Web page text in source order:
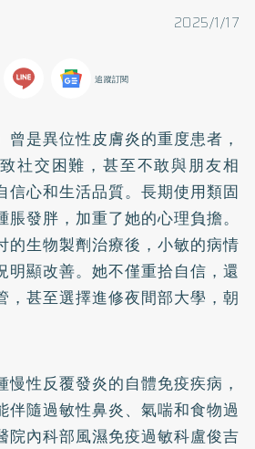
2025/1/17
追蹤訂閱
曾是異位性皮膚炎的重度患者，
社交困難，甚至不敢與朋友相
信心和生活品質。長期使用類固
發胖，加重了她的心理負擔。
的生物製劑治療後，小敏的病情
明顯改善。她不僅重拾自信，還
，甚至選擇進修夜間部大學，朝
慢性反覆發炎的自體免疫疾病，
伴隨過敏性鼻炎、氣喘和食物過
院內科部風濕免疫過敏科盧俊吉